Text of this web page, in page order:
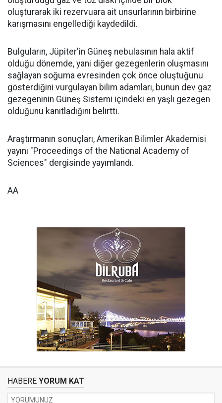
oluşturarak iki rezervuara ait unsurlarının birbirine
karışmasını engellediği kaydedildi.
Bulguların, Jüpiter'in Güneş nebulasının hala aktif
olduğu dönemde, yani diğer gezegenlerin oluşmasını
sağlayan soğuma evresinden çok önce oluştuğunu
gösterdiğini vurgulayan bilim adamları, bunun dev gaz
gezegeninin Güneş Sistemi içindeki en yaşlı gezegen
olduğunu kanıtladığını belirtti.
Araştırmanın sonuçları, Amerikan Bilimler Akademisi
yayını "Proceedings of the National Academy of
Sciences" dergisinde yayımlandı.
AA
HABERE YORUM KAT